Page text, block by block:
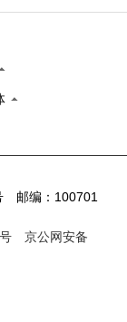
邮编：100701
京公网安备